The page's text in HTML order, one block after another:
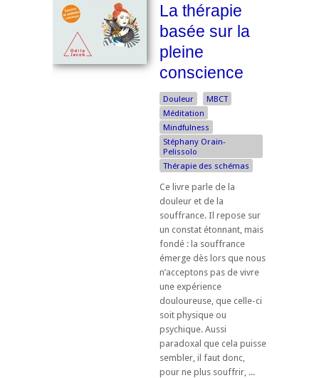
La thérapie
basée sur la
pleine
conscience
Douleur
MBCT
Méditation
Mindfulness
Stéphany Orain-
Pelissolo
Thérapie des schémas
Ce livre parle de la
douleur et de la
souffrance. Il repose sur
un constat étonnant, mais
fondé : la souffrance
émerge dès lors que nous
n’acceptons pas de vivre
une expérience
douloureuse, que celle-ci
soit physique ou
psychique. Aussi
paradoxal que cela puisse
sembler, il faut donc,
pour ne plus souffrir, ...